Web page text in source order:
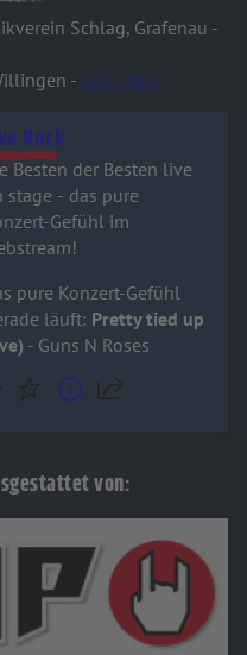
Schlag, Grafenau -
- alle Infos
Rock
Besten der Besten live
stage - das pure
Gefühl im
pure Konzert-Gefühl
läuft: Pretty tied up
- Guns N Roses
von: